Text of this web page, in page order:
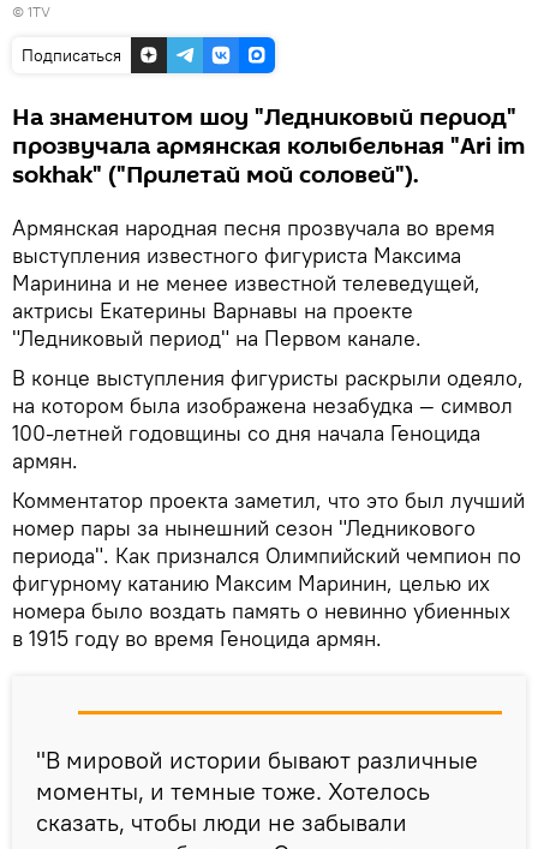
© 1TV
Подписаться
На знаменитом шоу "Ледниковый период"
прозвучала армянская колыбельная "Ari im
sokhak" ("Прилетай мой соловей").
Армянская народная песня прозвучала во время
выступления известного фигуриста Максима
Маринина и не менее известной телеведущей,
актрисы Екатерины Варнавы на проекте
"Ледниковый период" на Первом канале.
В конце выступления фигуристы раскрыли одеяло,
на котором была изображена незабудка — символ
100-летней годовщины со дня начала Геноцида
армян.
Комментатор проекта заметил, что это был лучший
номер пары за нынешний сезон "Ледникового
периода". Как признался Олимпийский чемпион по
фигурному катанию Максим Маринин, целью их
номера было воздать память о невинно убиенных
в 1915 году во время Геноцида армян.
"В мировой истории бывают различные
моменты, и темные тоже. Хотелось
сказать, чтобы люди не забывали